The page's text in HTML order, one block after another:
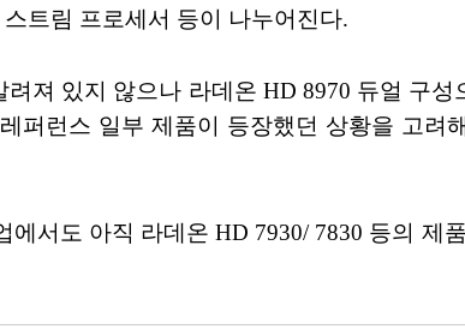
트림 프로세서 등이 나누어진다.
져 있지 않으나 라데온 HD 8970 듀얼 구
퍼런스 일부 제품이 등장했던 상황을 고려
서도 아직 라데온 HD 7930/ 7830 등의 제